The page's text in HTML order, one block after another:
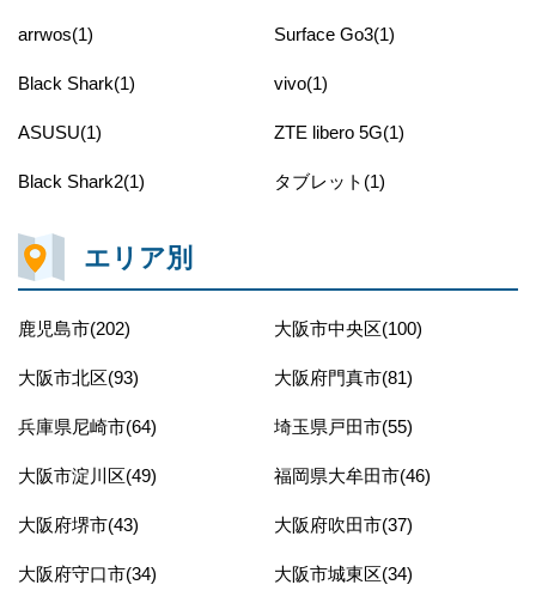
arrwos(1) Surface Go3(1)
Black Shark(1) vivo(1)
ASUSU(1) ZTE libero 5G(1)
Black Shark2(1) タブレット(1)
エリア別
鹿児島市(202) 大阪市中央区(100)
大阪市北区(93) 大阪府門真市(81)
兵庫県尼崎市(64) 埼玉県戸田市(55)
大阪市淀川区(49) 福岡県大牟田市(46)
大阪府堺市(43) 大阪府吹田市(37)
大阪府守口市(34) 大阪市城東区(34)